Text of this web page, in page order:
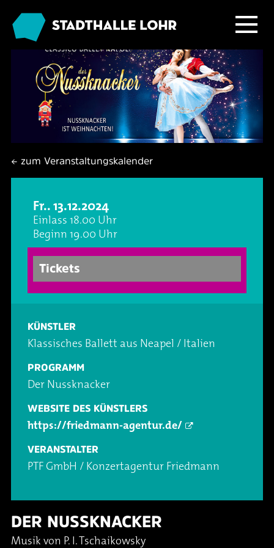
Programm
Übersicht
Familie
Kabarett & Comedy
Konzerte
Oper & Operette
Party
Vorträge & Lesungen
Kafé Klinker
Service
Tickets
Anreise & Parken
Hotels & Übernachtung
Essen & Trinken
Barrierefreiheit
FAQ – Fragen & Antworten
Kontakt
Großer Saal
Foyer und Galerie
Seminarbereich
Technik
Downloads
Jobs
Ansprechpartner
Buchungsanfrage
Kafé Klinker
Jobs im Kafé Klinker
← zum Veranstaltungskalender
Fr.. 13.12.2024
Einlass 18.00 Uhr
Beginn 19.00 Uhr
Tickets
KÜNSTLER
Klassisches Ballett aus Neapel / Italien
PROGRAMM
Der Nussknacker
WEBSITE DES KÜNSTLERS
https://friedmann-agentur.de/
VERANSTALTER
PTF GmbH / Konzertagentur Friedmann
DER NUSSKNACKER
Musik von P. I. Tschaikowsky